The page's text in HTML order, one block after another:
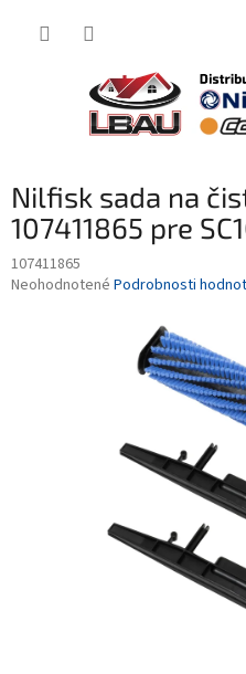
Nilfisk sada na
107411865 pre
107411865
Priemerné
Neohodnotené Podrobnosti